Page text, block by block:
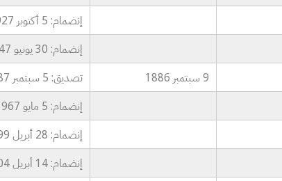
إنضمام: 5 أكتوبر 1927
إنضمام: 30 يونيو 1947
9 سبتمبر 1886 تصديق: 5 سبتمبر 1887
إنضمام: 5 مايو 1967
إنضمام: 28 أبريل 1999
إنضمام: 14 أبريل 2004